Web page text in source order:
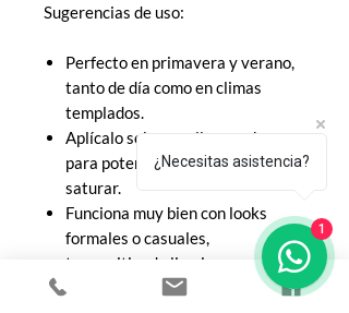
Sugerencias de uso:
Perfecto en primavera y verano,
tanto de día como en climas
templados.
Aplícalo sobre cuello y pecho
para potenciar su proyección sin
saturar.
Funciona muy bien con looks
formales o casuales,
transmitiendo limpieza y
decisión.
¿Necesitas asistencia?
1